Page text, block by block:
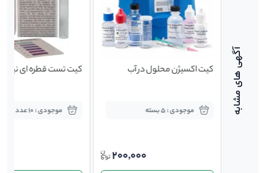
کیت اکسیژن محلول در آب
موجودی : 5 بسته
200,000
کیت تست قطره ای
موجودی : 10 عدد